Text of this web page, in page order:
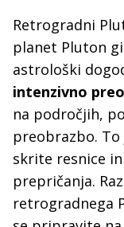
Retrogradni
planet Pluton
astrološki
intenzivno
na področjih,
preobrazbo.
skrite resnice
prepričanja.
retrogradnega